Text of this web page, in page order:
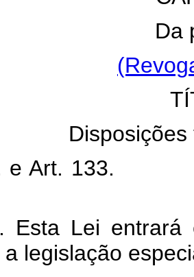
Da
e Art. 133.
Esta Lei
legislação